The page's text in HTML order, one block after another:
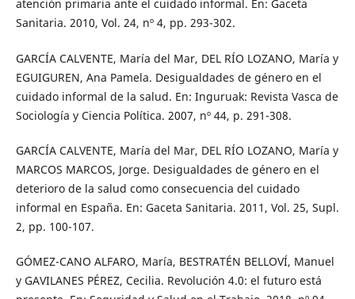
atención primaria ante el cuidado informal. En: Gaceta
Sanitaria. 2010, Vol. 24, nº 4, pp. 293-302.
GARCÍA CALVENTE, María del Mar, DEL RÍO LOZANO, María y
EGUIGUREN, Ana Pamela. Desigualdades de género en el
cuidado informal de la salud. En: Inguruak: Revista Vasca de
Sociología y Ciencia Política. 2007, nº 44, p. 291-308.
GARCÍA CALVENTE, María del Mar, DEL RÍO LOZANO, María y
MARCOS MARCOS, Jorge. Desigualdades de género en el
deterioro de la salud como consecuencia del cuidado
informal en España. En: Gaceta Sanitaria. 2011, Vol. 25, Supl.
2, pp. 100-107.
GÓMEZ-CANO ALFARO, María, BESTRATÉN BELLOVÍ, Manuel
y GAVILANES PÉREZ, Cecilia. Revolución 4.0: el futuro está